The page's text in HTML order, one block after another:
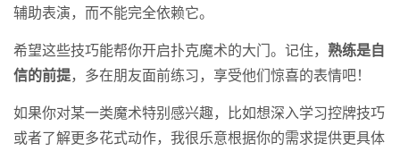
辅助表演，而不能完全依赖它。
希望这些技巧能帮你开启扑克魔术的大门。记住， 熟练是自
信的前提，多在朋友面前练习，享受他们惊喜的表情吧！
如果你对某一类魔术特别感兴趣，比如想深入学习控牌技巧
或者了解更多花式动作，我很乐意根据你的需求提供更具体